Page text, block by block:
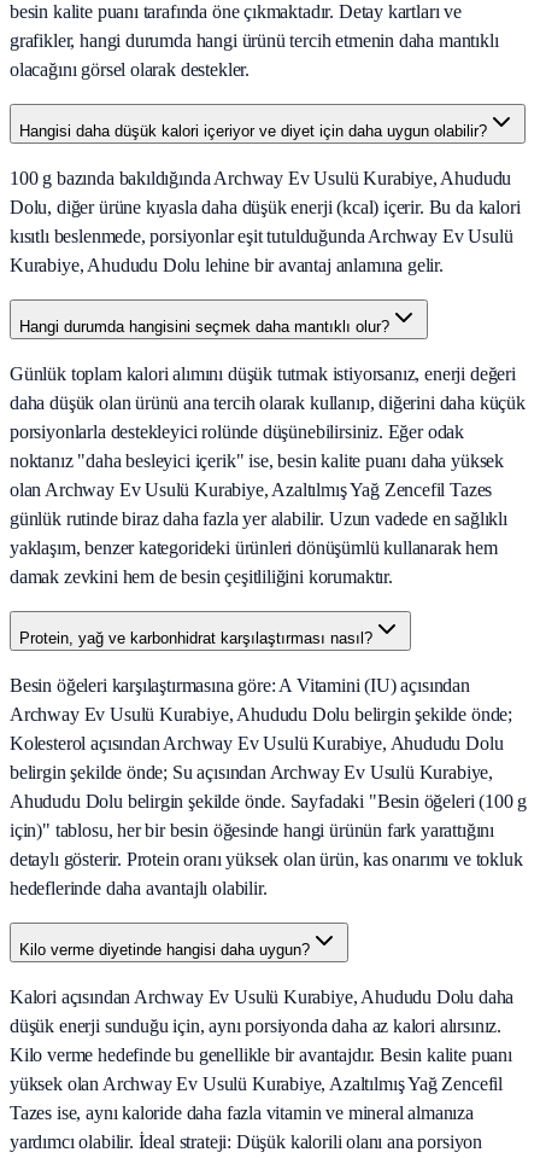
besin kalite puanı tarafında öne çıkmaktadır. Detay kartları ve
grafikler, hangi durumda hangi ürünü tercih etmenin daha mantıklı
olacağını görsel olarak destekler.
Hangisi daha düşük kalori içeriyor ve diyet için daha uygun olabilir?
100 g bazında bakıldığında Archway Ev Usulü Kurabiye, Ahududu
Dolu, diğer ürüne kıyasla daha düşük enerji (kcal) içerir. Bu da kalori
kısıtlı beslenmede, porsiyonlar eşit tutulduğunda Archway Ev Usulü
Kurabiye, Ahududu Dolu lehine bir avantaj anlamına gelir.
Hangi durumda hangisini seçmek daha mantıklı olur?
Günlük toplam kalori alımını düşük tutmak istiyorsanız, enerji değeri
daha düşük olan ürünü ana tercih olarak kullanıp, diğerini daha küçük
porsiyonlarla destekleyici rolünde düşünebilirsiniz. Eğer odak
noktanız "daha besleyici içerik" ise, besin kalite puanı daha yüksek
olan Archway Ev Usulü Kurabiye, Azaltılmış Yağ Zencefil Tazes
günlük rutinde biraz daha fazla yer alabilir. Uzun vadede en sağlıklı
yaklaşım, benzer kategorideki ürünleri dönüşümlü kullanarak hem
damak zevkini hem de besin çeşitliliğini korumaktır.
Protein, yağ ve karbonhidrat karşılaştırması nasıl?
Besin öğeleri karşılaştırmasına göre: A Vitamini (IU) açısından
Archway Ev Usulü Kurabiye, Ahududu Dolu belirgin şekilde önde;
Kolesterol açısından Archway Ev Usulü Kurabiye, Ahududu Dolu
belirgin şekilde önde; Su açısından Archway Ev Usulü Kurabiye,
Ahududu Dolu belirgin şekilde önde. Sayfadaki "Besin öğeleri (100 g
için)" tablosu, her bir besin öğesinde hangi ürünün fark yarattığını
detaylı gösterir. Protein oranı yüksek olan ürün, kas onarımı ve tokluk
hedeflerinde daha avantajlı olabilir.
Kilo verme diyetinde hangisi daha uygun?
Kalori açısından Archway Ev Usulü Kurabiye, Ahududu Dolu daha
düşük enerji sunduğu için, aynı porsiyonda daha az kalori alırsınız.
Kilo verme hedefinde bu genellikle bir avantajdır. Besin kalite puanı
yüksek olan Archway Ev Usulü Kurabiye, Azaltılmış Yağ Zencefil
Tazes ise, aynı kaloride daha fazla vitamin ve mineral almanıza
yardımcı olabilir. İdeal strateji: Düşük kalorili olanı ana porsiyon